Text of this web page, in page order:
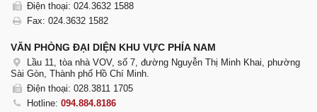
Điện thoại: 024.3632 1588
Fax: 024.3632 1582
VĂN PHÒNG ĐẠI DIỆN KHU VỰC PHÍA NAM
Lầu 11, tòa nhà VOV, số 7, đường Nguyễn Thị Minh Khai, phường
Sài Gòn, Thành phố Hồ Chí Minh.
Điện thoại: 028.3811 1705
Hotline:094.884.8186